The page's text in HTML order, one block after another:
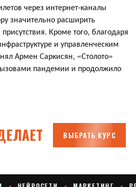
через интернет-каналы
значительно расширить
Кроме того, благодаря
и управленческим
Армен Саркисян, «Столото»
пандемии и продолжило